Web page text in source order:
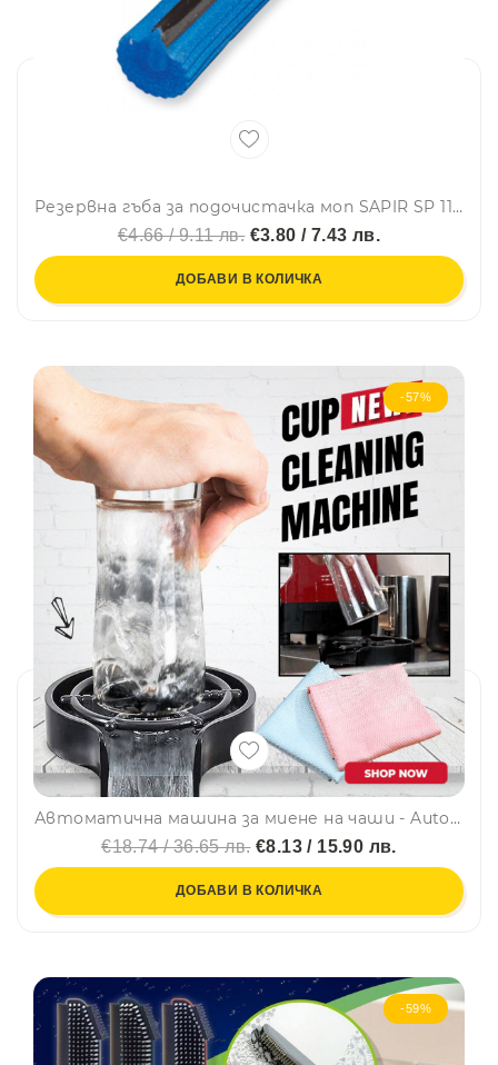
Резервна гъба за подочистачка моп SAPIR SP 1120 GN/A1, Син
€4.66 / 9.11 лв.€3.80 / 7.43 лв.
ДОБАВИ В КОЛИЧКА
-57%
Автоматична машина за миене на чаши - Automatic Cup Washer
€18.74 / 36.65 лв.€8.13 / 15.90 лв.
ДОБАВИ В КОЛИЧКА
-59%